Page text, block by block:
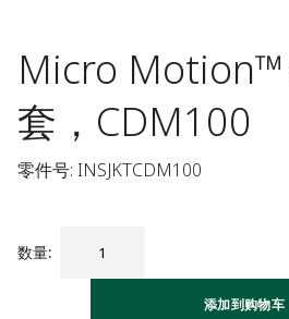
Micro Motion™
套，CDM100
零件号: INSJKTCDM100
数量:
添加到购物车